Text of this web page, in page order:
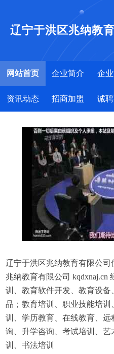
辽宁于洪区兆纳教
网站首页 企业简介 企
资讯动态 招商加盟 诚
辽宁于洪区兆纳教育有限公
兆纳教育有限公司 kqdxnaj.cn
训、教育软件开发、教育设
品；教育培训、职业技能培
训、学历教育、在线教育、
询、升学咨询、考试培训、
训、书法培训